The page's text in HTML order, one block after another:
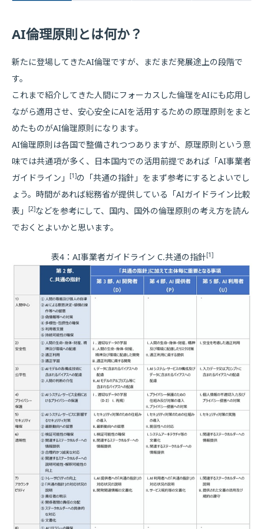
AI倫理原則とは何か？
新たに登場してきたAI倫理ですが、まだまだ発展途上の段階で
す。
これまで紹介してきた人間にフォーカスした倫理をAIにも応用し
ながら適用させ、安心安全にAIを活用するための原理原則をまと
めたものがAI倫理原則になります。
AI倫理原則は各国で整備されつつありますが、原理原則という意
味では共通項が多く、日本国内での活用前提であれば「AI事業者
ガイドライン」
[1]の「共通の指針」をまず参考にするとよいでし
ょう。時間があれば総務省が提供している「AIガイドライン比較
表」
[2]などを参考にして、国内、国外の倫理原則の考え方を読ん
でおくとよいかと思います。
表4：AI事業者ガイドライン C.共通の指針[1]